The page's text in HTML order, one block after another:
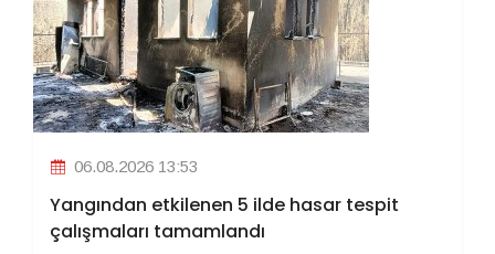
06.08.2026 13:53
Yangından etkilenen 5 ilde hasar tespit
çalışmaları tamamlandı